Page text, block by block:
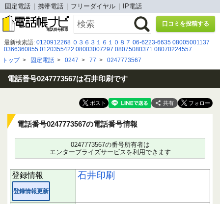
固定電話 携帯電話 フリーダイヤル IP電話
口コミを投稿する
最新検索語: 0120912268 ０３６３１６１０８７ 06-6223-6635 08005001137
0366360855 0120355422 08003007297 08075080371 08070224557
0120102800
0120032600
08003335622 08003009069 ０９２７３３１８５５
07033334871 050-5292-0513 08000800190 05017904577 0120406924
0120829571 0120-035-000
トップ> 固定電話 > 0247 > 77 > 0247773567
電話番号0247773567は石井印刷です
共有
電話番号0247773567の電話番号情報
0247773567の番号所有者は
エンタープライズサービスを利用できます
登録情報
登録情報更新
石井印刷